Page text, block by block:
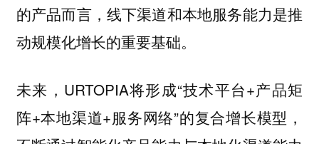
的产品而言，线下渠道和本地服务能力是推
动规模化增长的重要基础。
未来，URTOPIA将形成“技术平台+产品矩
阵+本地渠道+服务网络”的复合增长模型，